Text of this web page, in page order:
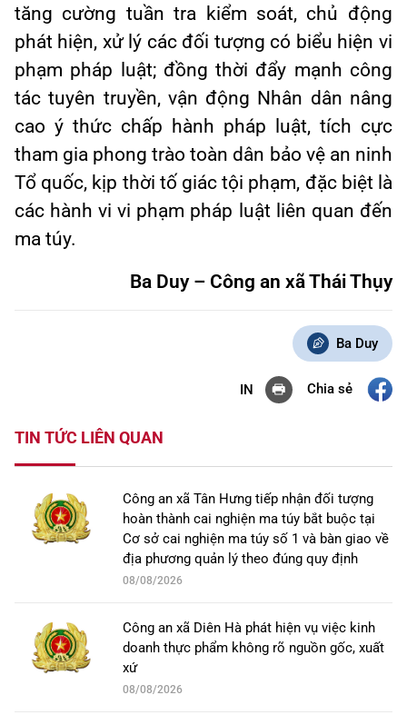
tăng cường tuần tra kiểm soát, chủ động
phát hiện, xử lý các đối tượng có biểu hiện vi
phạm pháp luật; đồng thời đẩy mạnh công
tác tuyên truyền, vận động Nhân dân nâng
cao ý thức chấp hành pháp luật, tích cực
tham gia phong trào toàn dân bảo vệ an ninh
Tổ quốc, kịp thời tố giác tội phạm, đặc biệt là
các hành vi vi phạm pháp luật liên quan đến
ma túy.
Ba Duy – Công an xã Thái Thụy
Ba Duy
IN Chia sẻ
TIN TỨC LIÊN QUAN
Công an xã Tân Hưng tiếp nhận đối tượng
hoàn thành cai nghiện ma túy bắt buộc tại
Cơ sở cai nghiện ma túy số 1 và bàn giao về
địa phương quản lý theo đúng quy định
08/08/2026
Công an xã Diên Hà phát hiện vụ việc kinh
doanh thực phẩm không rõ nguồn gốc, xuất
xứ
08/08/2026